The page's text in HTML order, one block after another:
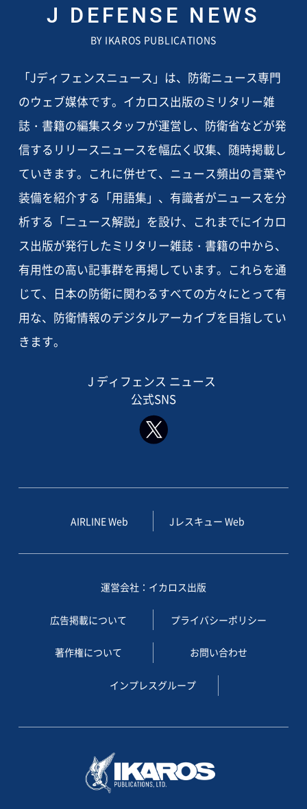
J DEFENSE NEWS
BY IKAROS PUBLICATIONS
「Jディフェンスニュース」は、防衛ニュース専門
のウェブ媒体です。イカロス出版のミリタリー雑
誌・書籍の編集スタッフが運営し、防衛省などが発
信するリリースニュースを幅広く収集、随時掲載し
ていきます。これに併せて、ニュース頻出の言葉や
装備を紹介する「用語集」、有識者がニュースを分
析する「ニュース解説」を設け、これまでにイカロ
ス出版が発行したミリタリー雑誌・書籍の中から、
有用性の高い記事群を再掲しています。これらを通
じて、日本の防衛に関わるすべての方々にとって有
用な、防衛情報のデジタルアーカイブを目指してい
きます。
J ディフェンス ニュース
公式SNS
AIRLINE Web Jレスキュー Web
運営会社：イカロス出版
広告掲載について プライバシーポリシー
著作権について お問い合わせ
インプレスグループ